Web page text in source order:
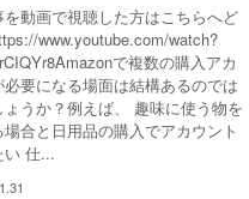
を動画で視聴した方はこちらへど
www.youtube.com/watch?
で複数の購入アカ
必要になる場面は結構あるのでは
ょうか？例えば、 趣味に使う物を
合と日用品の購入でアカウント
い 仕...